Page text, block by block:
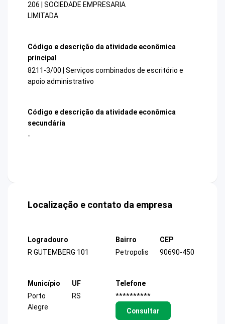
206 | SOCIEDADE EMPRESARIA
LIMITADA
Código e descrição da atividade econômica
principal
8211-3/00 | Serviços combinados de escritório e
apoio administrativo
Código e descrição da atividade econômica
secundária
-
Localização e contato da empresa
Logradouro
R GUTEMBERG 101
Bairro
Petropolis
CEP
90690-450
Município
Porto
Alegre
UF
RS
Telefone
**********
Consultar